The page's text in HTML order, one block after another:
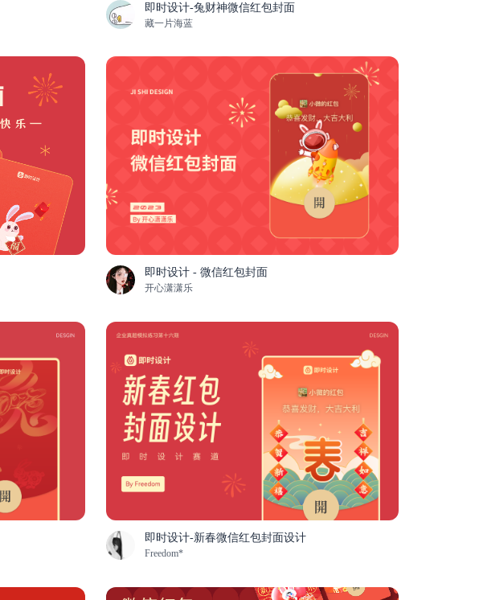
即时设计-兔财神微信红包封面
藏一片海蓝
即时设计 - 微信红包封面
开心潇潇乐
即时设计-新春微信红包封面设计
Freedom*